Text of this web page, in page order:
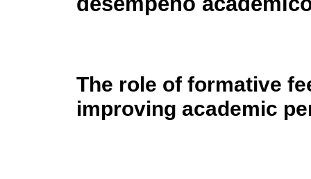
The role of formative
improving academic